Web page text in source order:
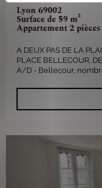
Lyon 69002
Surface de 59 m²
Appartement 2 pièces
A DEUX PAS DE LA
PLACE BELLECOUR,
A/D - Bellecour,